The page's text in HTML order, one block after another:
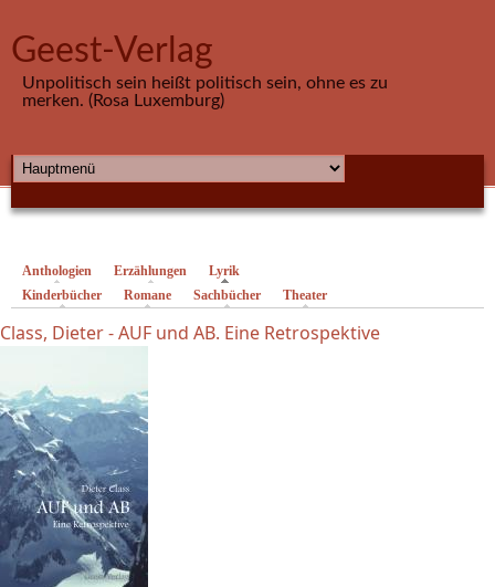
Geest-Verlag
Unpolitisch sein heißt politisch sein, ohne es zu
merken. (Rosa Luxemburg)
HAUPTMENÜ
Anthologien Erzählungen Lyrik
Kinderbücher
Romane Sachbücher Theater
Class, Dieter - AUF und AB. Eine Retrospektive
Seiten